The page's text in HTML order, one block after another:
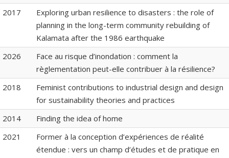
2017
Exploring urban resilience to disasters : the role of
planning in the long-term community rebuilding of
Kalamata after the 1986 earthquake
2026
Face au risque d’inondation : comment la
règlementation peut-elle contribuer à la résilience?
2018
Feminist contributions to industrial design and design
for sustainability theories and practices
2014
Finding the idea of home
2021
Former à la conception d’expériences de réalité
étendue : vers un champ d’études et de pratique en